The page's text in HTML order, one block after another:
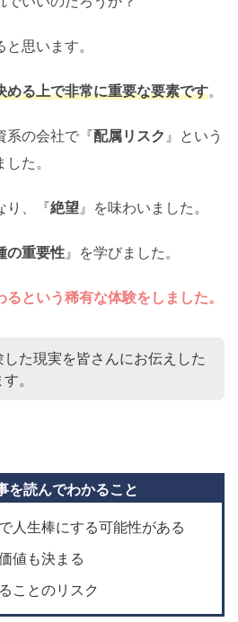
思います。
める上で非常に重要な要素です。
系の会社で『配属リスク 』という
た。
り、『絶望』を味わいました。
の重要性』を学びました。
という稀有な体験をしました。
た現実を皆さんにお伝えした
。
を読んでわかること
人生棒にする可能性がある
値も決まる
ことのリスク